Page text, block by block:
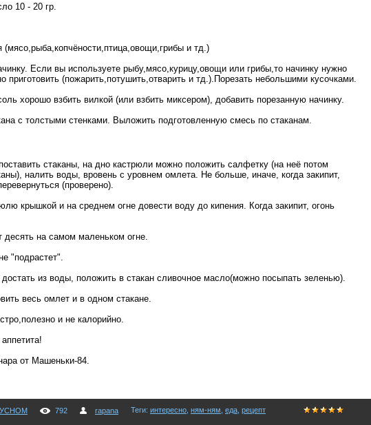
10 - 20 гр.
(мясо,рыба,копчёности,птица,овощи,грибы и тд.)
Если вы используете рыбу,мясо,курицу,овощи или грибы,то начинку нужно
приготовить (пожарить,потушить,отварить и тд.).Порезать небольшими кусочками.
хорошо взбить вилкой (или взбить миксером), добавить порезанную начинку.
с толстыми стенками. Выложить подготовленную смесь по стаканам.
стаканы, на дно кастрюли можно положить салфетку (на неё потом
налить воды, вровень с уровнем омлета. Не больше, иначе, когда закипит,
(проверено).
крышкой и на среднем огне довести воду до кипения. Когда закипит, огонь
десять на самом маленьком огне.
"подрастет".
достать из воды, положить в стакан сливочное масло(можно посыпать зеленью).
весь омлет и в одном стакане.
и не калорийно.
от Машеньки-84.
792 rapana Теги: интересно ням-ням еда рецепт